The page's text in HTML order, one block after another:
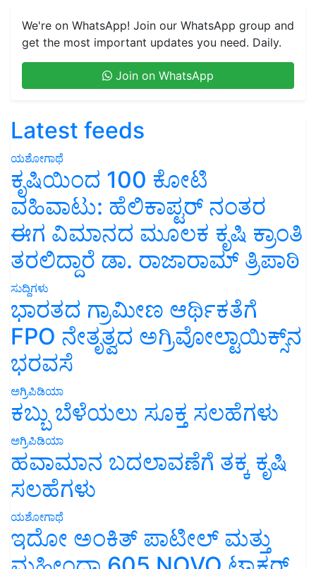
We're on WhatsApp! Join our WhatsApp group and
get the most important updates you need. Daily.
Join on WhatsApp
Latest feeds
ಯಶೋಗಾಥೆ
ಕೃಷಿಯಿಂದ 100 ಕೋಟಿ
ವಹಿವಾಟು: ಹೆಲಿಕಾಪ್ಟರ್ ನಂತರ
ಈಗ ವಿಮಾನದ ಮೂಲಕ ಕೃಷಿ ಕ್ರಾಂತಿ
ತರಲಿದ್ದಾರೆ ಡಾ. ರಾಜಾರಾಮ್ ತ್ರಿಪಾಠಿ
ಸುದ್ದಿಗಳು
ಭಾರತದ ಗ್ರಾಮೀಣ ಆರ್ಥಿಕತೆಗೆ
FPO ನೇತೃತ್ವದ ಅಗ್ರಿವೋಲ್ಟಾಯಿಕ್ಸ್‌ನ
ಭರವಸೆ
ಅಗ್ರಿಪಿಡಿಯಾ
ಕಬ್ಬು ಬೆಳೆಯಲು ಸೂಕ್ತ ಸಲಹೆಗಳು
ಅಗ್ರಿಪಿಡಿಯಾ
ಹವಾಮಾನ ಬದಲಾವಣೆಗೆ ತಕ್ಕ ಕೃಷಿ
ಸಲಹೆಗಳು
ಯಶೋಗಾಥೆ
ಇದೋ ಅಂಕಿತ್ ಪಾಟೀಲ್ ಮತ್ತು